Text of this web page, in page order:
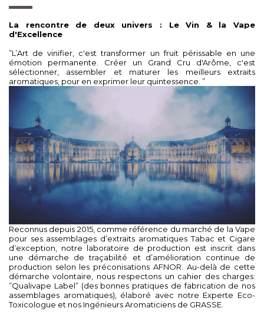
La rencontre de deux univers : Le Vin & la Vape
d'Excellence
”L’Art de vinifier, c'est transformer un fruit périssable en une
émotion permanente. Créer un Grand Cru d'Arôme, c'est
sélectionner, assembler et maturer les meilleurs extraits
aromatiques, pour en exprimer leur quintessence. ”
Reconnus depuis 2015, comme référence du marché de la Vape
pour ses assemblages d’extraits aromatiques Tabac et Cigare
d’exception, notre laboratoire de production est inscrit dans
une démarche de traçabilité et d’amélioration continue de
production selon les préconisations AFNOR. Au-delà de cette
démarche volontaire, nous respectons un cahier des charges:
”Qualivape Label” (des bonnes pratiques de fabrication de nos
assemblages aromatiques), élaboré avec notre Experte Eco-
Toxicologue et nos Ingénieurs Aromaticiens de GRASSE.